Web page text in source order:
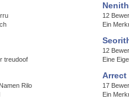
12
Ein
treudoof
12
Eine
Rilo
Arrect
17
Ein